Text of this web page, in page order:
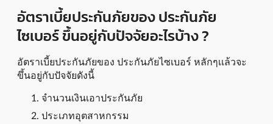
อัตราเบี้ยประกันภัยของ ประกันภัย
ไซเบอร์ ขึ้นอยู่กับปัจจัยอะไรบ้าง ?
อัตราเบี้ยประกันภัยของ ประกันภัยไซเบอร์ หลักๆเเล้วจะ
ขึ้นอยู่กับปัจจัยดังนี้
จำนวนเงินเอาประกันภัย
ประเภทอุตสาหกรรม